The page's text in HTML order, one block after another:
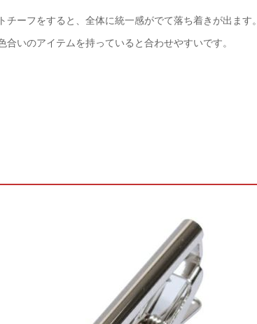
ーフをすると、全体に統一感がでて落ち着きが出ます。
いのアイテムを持っていると合わせやすいです。